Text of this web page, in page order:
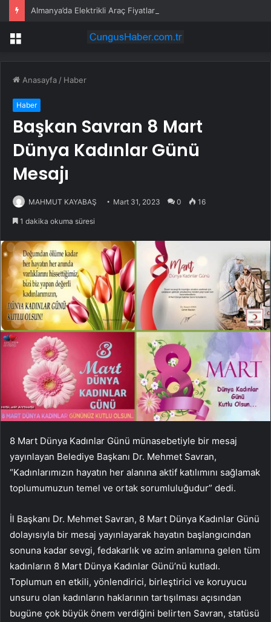
Menü
Anasayfa / Haber
Haber
Başkan Savran 8 Mart
Dünya Kadınlar Günü
Mesajı
MAHMUT KAYABAŞ Mart 31, 2023 0 16
1 dakika okuma süresi
8 Mart Dünya Kadınlar Günü münasebetiyle bir mesaj
yayınlayan Belediye Başkanı Dr. Mehmet Savran,
“Kadınlarımızın hayatın her alanına aktif katılımını sağlamak
toplumumuzun temel ve ortak sorumluluğudur” dedi.
İl Başkanı Dr. Mehmet Savran, 8 Mart Dünya Kadınlar Günü
dolayısıyla bir mesaj yayınlayarak hayatın başlangıcından
sonuna kadar sevgi, fedakarlık ve azim anlamına gelen tüm
kadınların 8 Mart Dünya Kadınlar Günü’nü kutladı.
Toplumun en etkili, yönlendirici, birleştirici ve koruyucu
unsuru olan kadınların haklarının tartışılması açısından
bugüne çok büyük önem verdiğini belirten Savran, statüsü